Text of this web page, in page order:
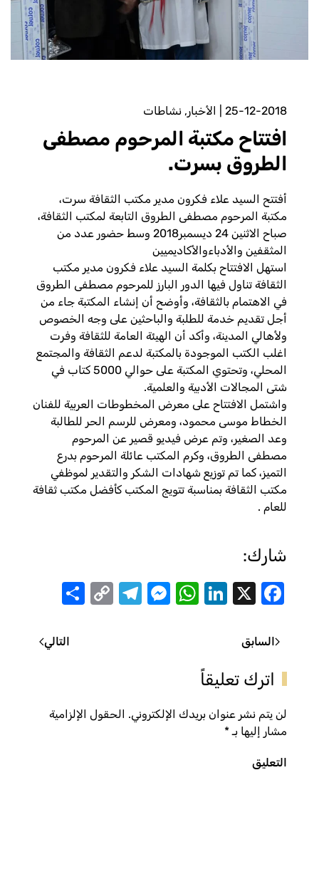
25-12-2018 الأخبار, نشاطات
افتتاح مكتبة المرحوم مصطفى
الطروق بسرت.
أفتتح السيد علاء فكرون مدير مكتب الثقافة سرت،
مكتبة المرحوم مصطفى الطروق التابعة لمكتب الثقافة،
صباح الاثنين 24 ديسمبر2018 وسط حضور عدد من
المثقفين والأدباءوالأكاديميين
استهل الافتتاح بكلمة السيد علاء فكرون مدير مكتب
الثقافة تناول فيها الدور البارز للمرحوم مصطفى الطروق
في الاهتمام بالثقافة، وأوضح أن إنشاء المكتبة جاء من
أجل تقديم خدمة للطلبة والباحثين على وجه الخصوص
ولأهالي المدينة، وأكد أن الهيئة العامة للثقافة وفرت
اغلب الكتب الموجودة بالمكتبة لدعم الثقافة والمجتمع
المحلي، وتحتوي المكتبة على حوالي 5000 كتاب في
شتى المجالات الأدبية والعلمية.
واشتمل الافتتاح على معرض المخطوطات العربية للفنان
الخطاط موسى محمود، ومعرض للرسم الحر للطالبة
وعد الصغير، وتم عرض فيديو قصير عن المرحوم
مصطفى الطروق، وكرم المكتب عائلة المرحوم بدرع
التميز، كما تم توزيع شهادات الشكر والتقدير لموظفي
مكتب الثقافة بمناسبة تتويج المكتب كأفضل مكتب ثقافة
للعام .
شارك:
Facebook
X
LinkedIn
WhatsApp
Messenger
Telegram
Copy
السابق التالي
اترك تعليقاً
لن يتم نشر عنوان بريدك الإلكتروني. الحقول الإلزامية
مشار إليها بـ*
التعليق